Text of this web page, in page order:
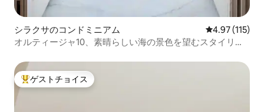
シラクサのコンドミニアム レビュー115
4.97 (115)
オルティージャ10、素晴らしい海の景色を望むスタイリッ
大好評のゲストチョイスです。
ゲストチョイス